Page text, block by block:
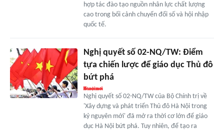
hợp tác đào tạo nguồn nhân lực chất lượng
cao trong bối cảnh chuyển đổi số và hội nhập
quốc tế.
Nghị quyết số 02-NQ/TW: Điểm
tựa chiến lược để giáo dục Thủ đô
bứt phá
Nghị quyết số 02-NQ/TW của Bộ Chính trị về
'Xây dựng và phát triển Thủ đô Hà Nội trong
kỷ nguyên mới' đã mở ra thời cơ lớn để giáo
dục Hà Nội bứt phá. Tuy nhiên, để tạo ra